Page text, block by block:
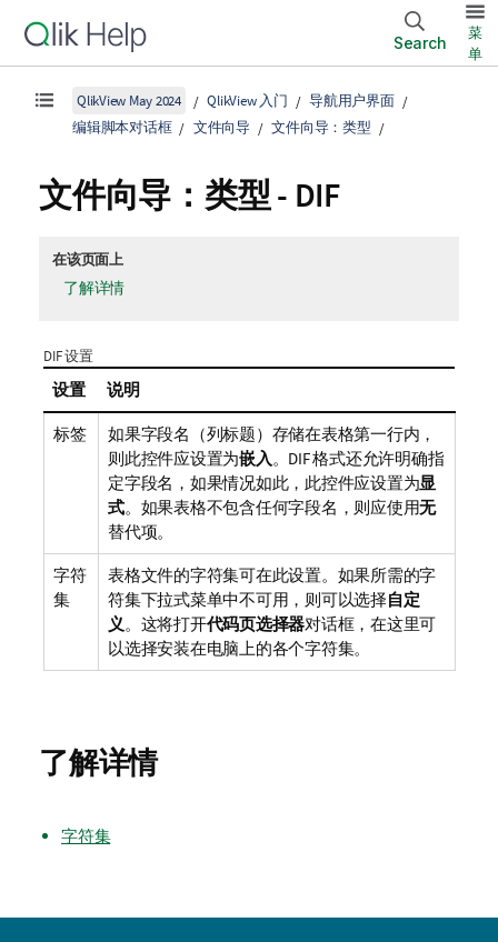
Search
菜
单
QlikView May 2024 QlikView 入门
导航用户界面
编辑脚本对话框
文件向导 文件向导：类型
文件向导：类型 - DIF
在该页面上
了解详情
DIF 设置
设置 说明
标签
如果字段名（列标题）存储在表格第一行内，
则此控件应设置为嵌入。DIF 格式还允许明确指
定字段名，如果情况如此，此控件应设置为显
式。如果表格不包含任何字段名，则应使用无
替代项。
字符
集
表格文件的字符集可在此设置。如果所需的字
符集下拉式菜单中不可用，则可以选择自定
义。这将打开代码页选择器对话框，在这里可
以选择安装在电脑上的各个字符集。
了解详情
字符集